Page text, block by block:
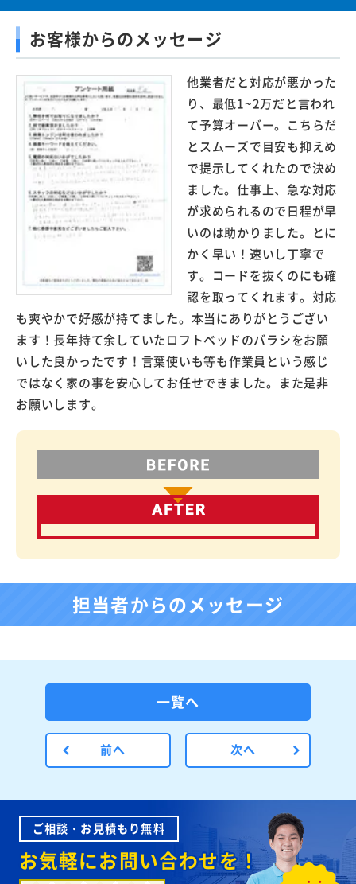
お客様からのメッセージ
他業者だと対応が悪かった
り、最低1~2万だと言われ
て予算オーバー。こちらだ
とスムーズで目安も抑えめ
で提示してくれたので決め
ました。仕事上、急な対応
が求められるので日程が早
いのは助かりました。とに
かく早い！速いし丁寧で
す。コードを抜くのにも確
認を取ってくれます。対応
も爽やかで好感が持てました。本当にありがとうござい
ます！長年持て余していたロフトベッドのバラシをお願
いした良かったです！言葉使いも等も作業員という感じ
ではなく家の事を安心してお任せできました。また是非
お願いします。
担当者からのメッセージ
前へ
一覧へ
次へ
ご相談・お見積もり無料
お気軽にお問い合わせを！